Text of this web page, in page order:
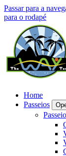
Passar para a
para o rodapé
Home
Passeios